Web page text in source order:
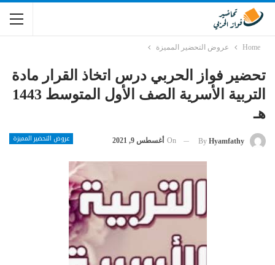
Home عروض التحضير المميزة
تحضير فواز الحربي درس اتخاذ القرار مادة
التربية الأسرية الصف الأول المتوسط 1443
هـ
عروض التحضير المميزة By Hyamfathy
On أغسطس 9, 2021